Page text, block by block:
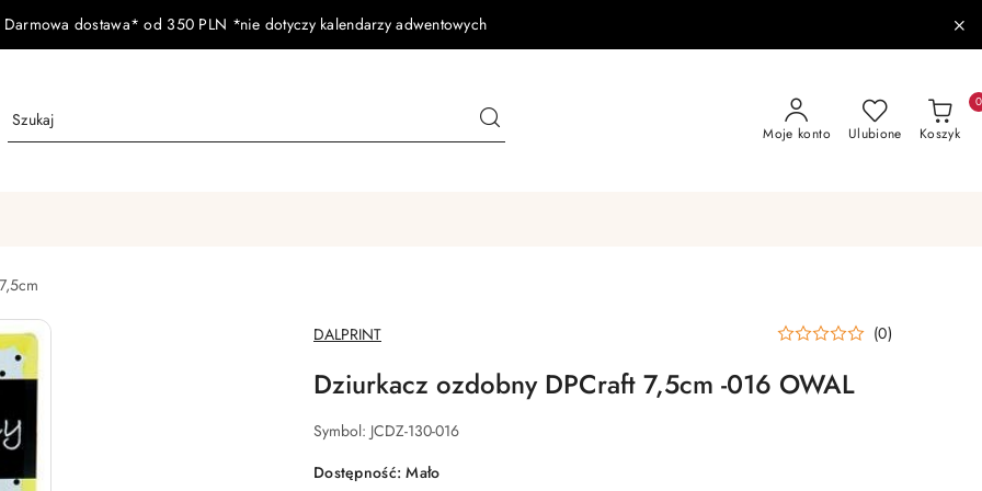
Darmowa dostawa* od 350 PLN *nie dotyczy kalendarzy adwentowych
Moje konto Ulubione Koszyk
0
7,5cm
NAZWA
PRODUCENTA:
DALPRINT (0)
Dziurkacz ozdobny DPCraft 7,5cm -016 OWAL
Symbol: JCDZ-130-016
Dostępność:Mało